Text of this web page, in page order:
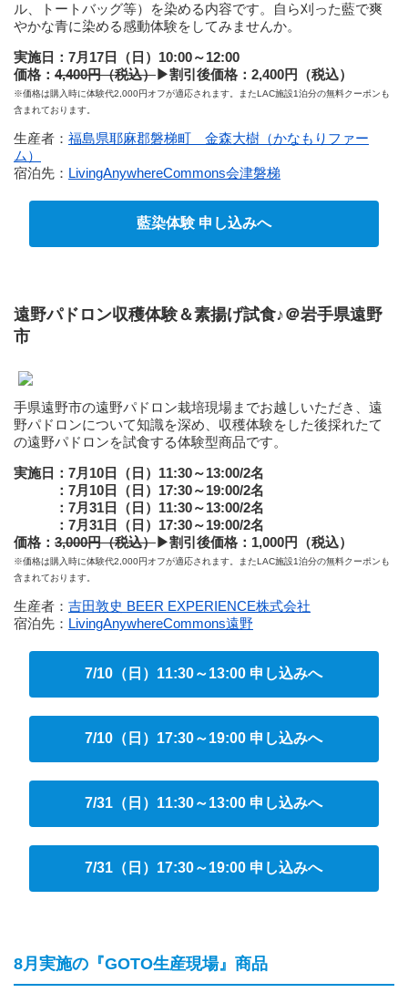
ル、トートバッグ等）を染める内容です。自ら刈った藍で爽
やかな青に染める感動体験をしてみませんか。
実施日：7月17日（日）10:00～12:00
価格： 4,400円（税込）▶割引後価格：2,400円（税込）
※価格は購入時に体験代2,000円オフが適応されます。またLAC施設1泊分の無料クーポンも
含まれております。
生産者： 福島県耶麻郡磐梯町 金森大樹（かなもりファー
ム）
宿泊先： LivingAnywhereCommons会津磐梯
藍染体験 申し込みへ
遠野パドロン収穫体験＆素揚げ試食♪＠岩手県遠野
市
手県遠野市の遠野パドロン栽培現場までお越しいただき、遠
野パドロンについて知識を深め、収穫体験をした後採れたて
の遠野パドロンを試食する体験型商品です。
実施日：7月10日（日）11:30～13:00/2名
：7月10日（日）17:30～19:00/2名
：7月31日（日）11:30～13:00/2名
：7月31日（日）17:30～19:00/2名
価格： 3,000円（税込）▶割引後価格：1,000円（税込）
※価格は購入時に体験代2,000円オフが適応されます。またLAC施設1泊分の無料クーポンも
含まれております。
生産者： 吉田敦史 BEER EXPERIENCE株式会社
宿泊先： LivingAnywhereCommons遠野
7/10（日）11:30～13:00 申し込みへ
7/10（日）17:30～19:00 申し込みへ
7/31（日）11:30～13:00 申し込みへ
7/31（日）17:30～19:00 申し込みへ
8月実施の『GOTO生産現場』商品